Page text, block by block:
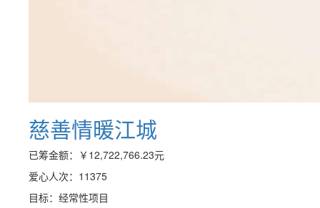
慈善情暖江城
已筹金额： ￥12,722,766.23元
爱心人次：11375
目标：经常性项目